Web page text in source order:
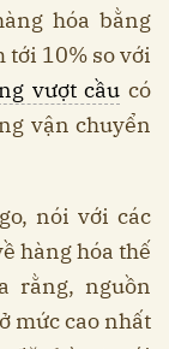
hóa bằng
tới 10% so với
vượt cầu có
vận chuyển
nói với các
hàng hóa thế
rằng, nguồn
mức cao nhất